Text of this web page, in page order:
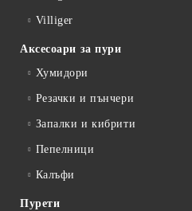
Villiger
Аксесоари за пури
Хумидори
Резачки и пънчери
Запалки и кибрити
Пепелници
Калъфи
Пурети